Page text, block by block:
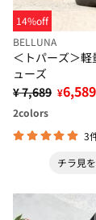
14%off
BELLUNA
＜トパーズ＞
ューズ
¥ 7,689 ¥6,589
2colors
3
チラ見